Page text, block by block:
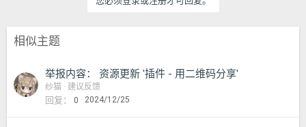
相似主题
举报内容： 资源更新 '插件 - 用二维码分享'
纱猫 建议反馈
回复 0 2024/12/25